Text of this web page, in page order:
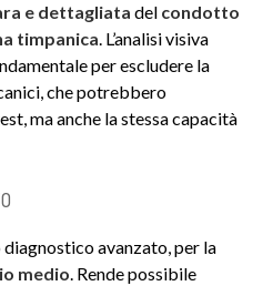
e dettagliata del condotto
timpanica. L’analisi visiva
per escludere la
che potrebbero
ma anche la stessa capacità
avanzato, per la
medio. Rende possibile